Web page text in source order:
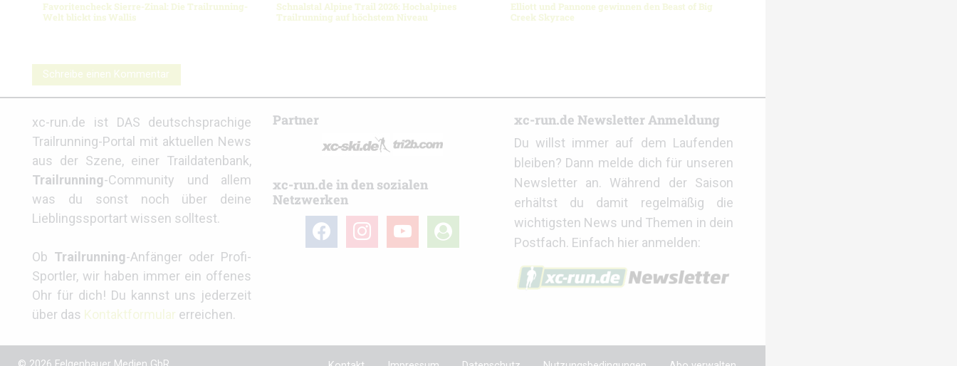
Favoritencheck Sierre-Zinal: Die Trailrunning-
Welt blickt ins Wallis
Schnalstal Alpine Trail 2026: Hochalpines
Trailrunning auf höchstem Niveau
Elliott und Pannone gewinnen den Beast of Big
Creek Skyrace
Schreibe einen Kommentar
xc-run.de ist DAS deutschsprachige
Trailrunning-Portal mit aktuellen News
aus der Szene, einer Traildatenbank,
Trailrunning-Community und allem
was du sonst noch über deine
Lieblingssportart wissen solltest.
Ob Trailrunning-Anfänger oder Profi-
Sportler, wir haben immer ein offenes
Ohr für dich! Du kannst uns jederzeit
über das Kontaktformular erreichen.
Partner
xc-run.de in den sozialen
Netzwerken
facebookinstagramyoutube
user-
circle
xc-run.de Newsletter Anmeldung
Du willst immer auf dem Laufenden
bleiben? Dann melde dich für unseren
Newsletter an. Während der Saison
erhältst du damit regelmäßig die
wichtigsten News und Themen in dein
Postfach. Einfach hier anmelden: